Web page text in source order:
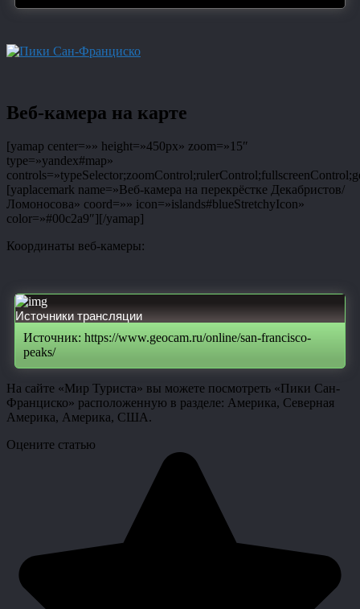
Веб-камера на карте
[yamap center=»» height=»450px» zoom=»15″
type=»yandex#map»
[yaplacemark name=»Веб-камера на перекрёстке Декабристов/
Ломоносова» coord=»» icon=»islands#blueStretchyIcon»
color=»#00c2a9″][/yamap]
Координаты веб-камеры:
Источники трансляции
Источник: https://www.geocam.ru/online/san-francisco-
peaks/
На сайте «Мир Туриста» вы можете посмотреть «Пики Сан-
Франциско» расположенную в разделе: Америка, Северная
Америка, Америка, США.
Оцените статью